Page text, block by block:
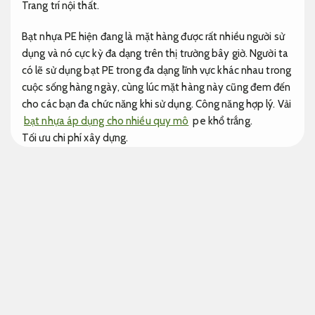
Trang trí nội thất.
Bạt nhựa PE hiện đang là mặt hàng được rất nhiều người sử
dụng và nó cực kỳ đa dạng trên thị trường bây giờ. Người ta
có lẽ sử dụng bạt PE trong đa dạng lĩnh vực khác nhau trong
cuộc sống hàng ngày, cùng lúc mặt hàng này cũng đem đến
cho các bạn đa chức năng khi sử dụng. Công năng hợp lý. Vải
bạt nhựa áp dụng cho nhiều quy mô pe khổ trắng.
Tối ưu chi phí xây dựng.